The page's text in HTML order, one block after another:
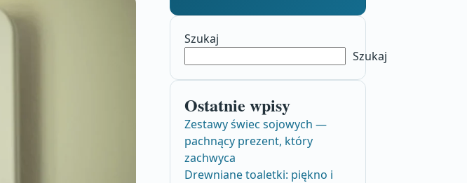
Szukaj
Szukaj
Ostatnie wpisy
Zestawy świec sojowych —
pachnący prezent, który
zachwyca
Drewniane toaletki: piękno i